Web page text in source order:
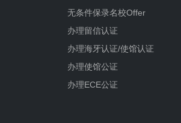
无条件保录名校Offer
办理留信认证
办理海牙认证/使馆认证
办理使馆公证
办理ECE公证